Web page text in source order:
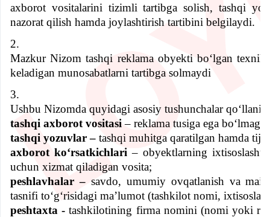
axborot vositalarini tizimli tartibga solish, tashqi
nazorat qilish hamda joylashtirish tartibini belgilaydi.
2.
Mazkur Nizom tashqi reklama obyekti bo‘lgan
keladigan munosabatlarni tartibga solmaydi
3.
Ushbu Nizomda quyidagi asosiy tushunchalar
tashqi axborot vositasi– reklama tusiga ega
tashqi yozuvlar – tashqi muhitga qaratilgan hamda
axborot ko‘rsatkichlari– obyektlarning
uchun xizmat qiladigan vosita;
peshlavhalar – savdo, umumiy ovqatlanish va
tasnifi to‘g‘risidagi ma’lumot (tashkilot nomi,
peshtaxta -tashkilotining firma nomini (nomi yoki